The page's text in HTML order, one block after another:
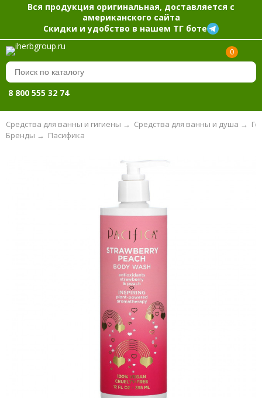
Вся продукция оригинальная, доставляется с
американского сайта
Скидки и удобство в нашем ТГ боте
0
8 800 555 32 74
Средства для ванны и гигиены → Средства для ванны и душа →
Пасифика
Бренды →